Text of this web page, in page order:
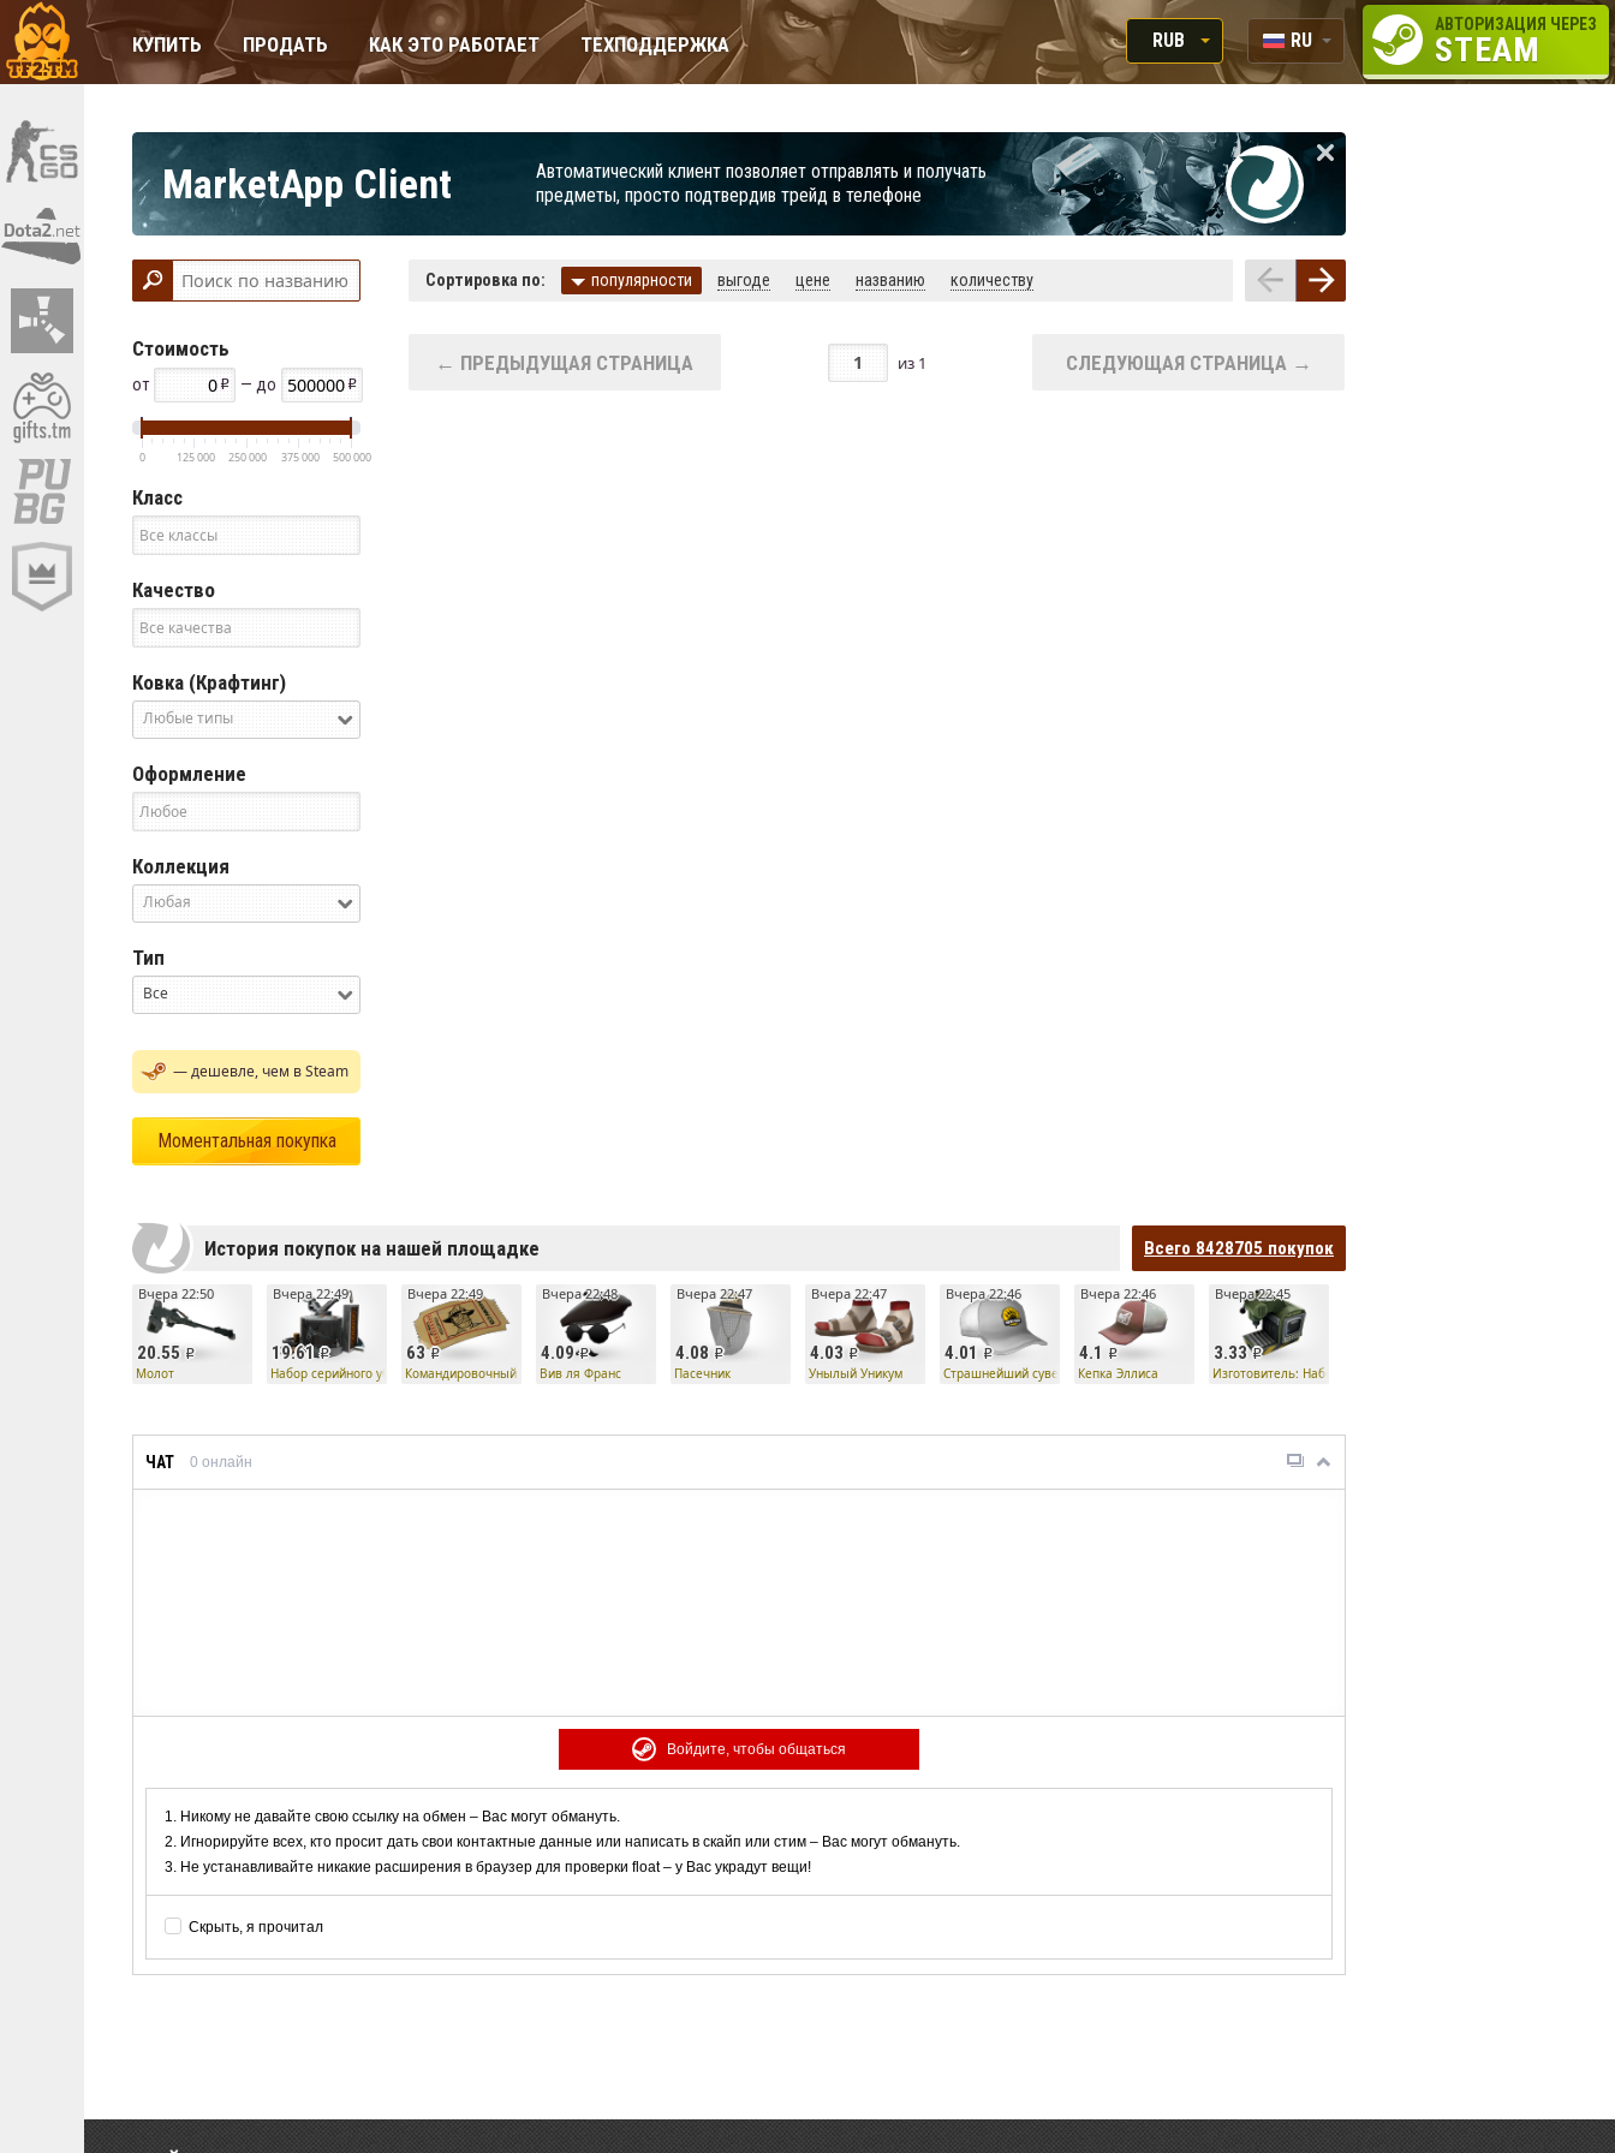
КУПИТЬ ПРОДАТЬ КАК ЭТО РАБОТАЕТ ТЕХПОДДЕРЖКА
RUB
RUB
USD
EUR
RU
EN
АВТОРИЗАЦИЯ ЧЕРЕЗ
STEAM
MarketApp Client
Автоматический клиент позволяет отправлять и получать
предметы, просто подтвердив трейд в телефоне
Стоимость
от — до
0 125 000 250 000 375 000 500 000
Класс
Качество
Ковка (Крафтинг)
Любые типы
Оформление
Коллекция
Любая
Тип
Все
— дешевле, чем в Steam
Моментальная покупка
Сортировка по: популярности выгоде цене названию количеству
← ПРЕДЫДУЩАЯ СТРАНИЦА из 1 СЛЕДУЮЩАЯ СТРАНИЦА →
История покупок на нашей площадке Всего 8428705 покупок
20.55
Вчера 22:50
Молот
19.61
Вчера 22:49
Набор серийного убийцы — Молот
63
Вчера 22:49
Командировочный билет
4.09
Вчера 22:48
Вив ля Франс
4.08
Вчера 22:47
Пасечник
4.03
Вчера 22:47
Унылый Уникум
4.01
Вчера 22:46
Страшнейший сувенир
4.1
Вчера 22:46
Кепка Эллиса
3.33
Вчера 22:45
Изготовитель: Набор особо опасного убийцы — Острозуб
ЧАТ 0 онлайн
Войдите, чтобы общаться
Никому не давайте свою ссылку на обмен – Вас могут обмануть.
Игнорируйте всех, кто просит дать свои контактные данные или написать в скайп или стим – Вас могут обмануть.
Не устанавливайте никакие расширения в браузер для проверки float – у Вас украдут вещи!
Скрыть, я прочитал